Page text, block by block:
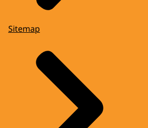
Sitemap